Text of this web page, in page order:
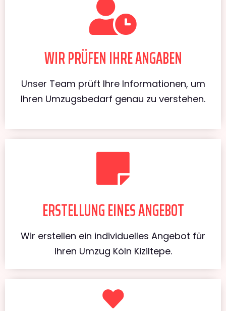
WIR PRÜFEN IHRE ANGABEN
Unser Team prüft Ihre Informationen, um
Ihren Umzugsbedarf genau zu verstehen.
ERSTELLUNG EINES ANGEBOT
Wir erstellen ein individuelles Angebot für
Ihren Umzug Köln Kiziltepe.